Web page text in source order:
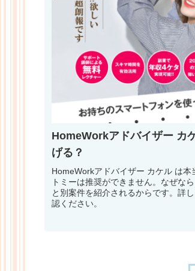
HomeWorkアドバイザー カ
げる？
HomeWorkアドバイザー カケル は本
トミーは推奨ができません。なぜな
と別案件を紹介されるからです。詳
認ください。